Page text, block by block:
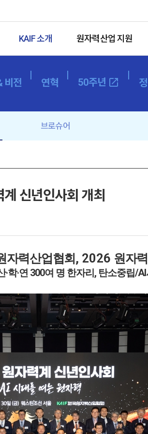
KAIF 소개 원자력산업 지원
비전 연혁 50주년 open_in_new
브로슈어
신년인사회 개최
자력산업협회 , 2026 원자
·학·연 300여 명 한자리 , 탄소중립/AI